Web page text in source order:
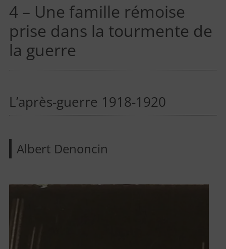
4 – Une famille rémoise
prise dans la tourmente de
la guerre
L’après-guerre 1918-1920
Albert Denoncin